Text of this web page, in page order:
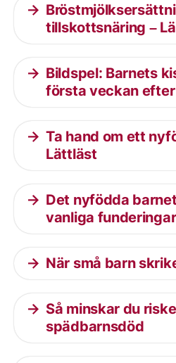
tillskottsnäring –
Bildspel: Barnets
första veckan
Ta hand om ett
Lättläst
Det nyfödda
vanliga
När små barn
Så minskar du
spädbarnsdöd